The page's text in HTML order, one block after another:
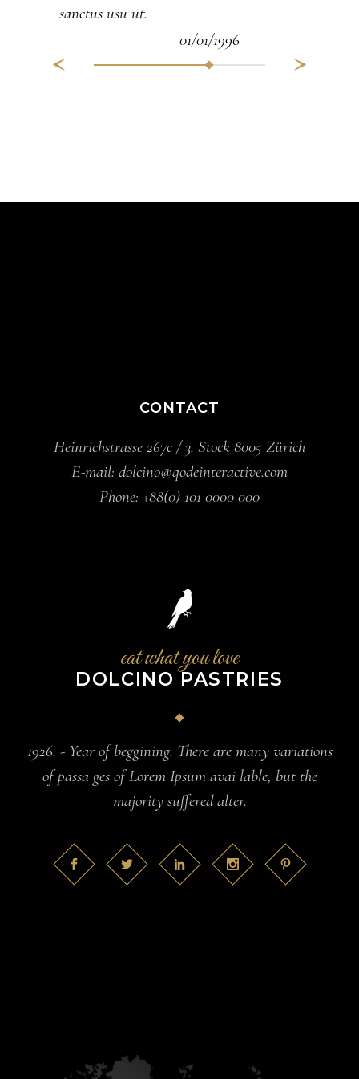
sanctus usu ut.
01/01/1996
CONTACT
Heinrichstrasse 267c / 3. Stock 8005 Zürich
E-mail: dolcino@qodeinteractive.com
Phone: +88(0) 101 0000 000
eat what you love
DOLCINO PASTRIES
1926. - Year of beggining. There are many variations
of passa ges of Lorem Ipsum avai lable, but the
majority suffered alter.